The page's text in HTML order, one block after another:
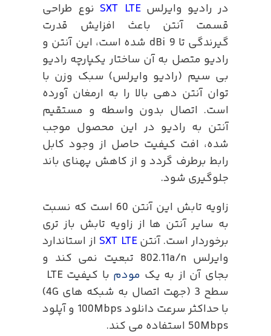
در رادیو وایرلسSXT LTE نوع طراحی
قسمت آنتن باعث افزایش قدرت
گیرندگی تا dBi 9 شده است، این آنتن و
رادیو متصل به آن ساختار یکپارچه رادیو
بی سیم (رادیو وایرلس) سبک وزن با
توان آنتن دهی بالا را به ارمغان آورده
است. اتصال بدون واسطه و مستقیم
آنتن به رادیو در این محصول موجب
شده، افت کیفیت حاصل از وجود کابل
رابط برطرف گردد و از کاهش پهنای باند
جلوگیری شود.
زاویه تابش این آنتن 60 است که نسبت
به سایر آنتن ها از زاویه تابش باز تری
برخوردار است. آنتنSXT LTE از استاندارد
وایرلس 802.11a/n تبعیت نمی کند و
بجای آن از به یک مودم
سطح 3 (جهت اتصال به شبکه های 4G)
با حداکثر سرعت دانلود 100Mbps و آپلود
50Mbps استفاده می کند.